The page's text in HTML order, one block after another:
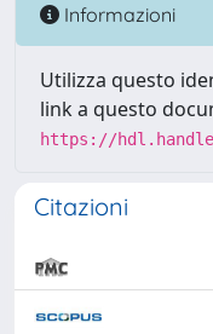
Informazioni
Utilizza questo
link a questo
https://
Citazioni